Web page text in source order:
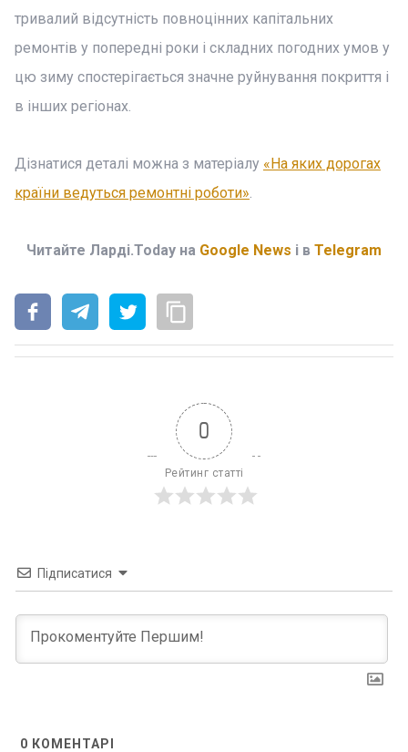
тривалий відсутність повноцінних капітальних
ремонтів у попередні роки і складних погодних умов у
цю зиму спостерігається значне руйнування покриття і
в інших регіонах.
Дізнатися деталі можна з матеріалу «На яких дорогах
країни ведуться ремонтні роботи».
Читайте Ларді.Today на Google News і в Telegram
0
Рейтинг статті
Підписатися
0 КОМЕНТАРІ